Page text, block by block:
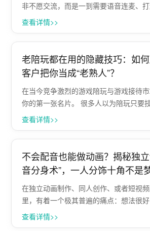
非不愿交流，而是一到需要语音连麦、
进入陌生语音房时，就会不自觉地手心冒
音”的暴露，就会立刻产生巨大的心理···
查看详情>>
老陪玩都在用的隐藏技巧：如
客户把你当成“老熟人”？
在当今竞争激烈的游戏陪玩与游戏接待
你的第一张名片。 很多人以为陪玩只要
单，但在实际的接待过程中，往往会遇到
带有一点环境杂音，导致单子流失率居···
查看详情>>
不会配音也能做动画？揭秘独
音分身术”，一人分饰十角不是梦
在独立动画制作、同人创作、或者短视
里，有着一个极其普遍的痛点：想法很
一到配音环节就犯了难。 一部作品里往
查看详情>>